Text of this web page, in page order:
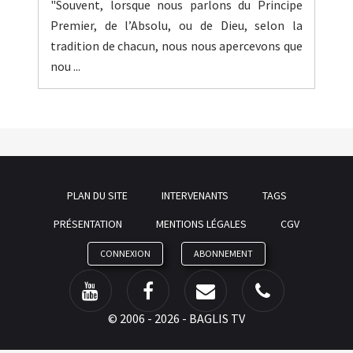
"Souvent, lorsque nous parlons du Principe
Premier, de l’Absolu, ou de Dieu, selon la
tradition de chacun, nous nous apercevons que
nou ...
PLAN DU SITE INTERVENANTS
TAGS
PRÉSENTATION
MENTIONS LÉGALES CGV
CONNEXION ABONNEMENT
© 2006 - 2026 - BAGLIS TV